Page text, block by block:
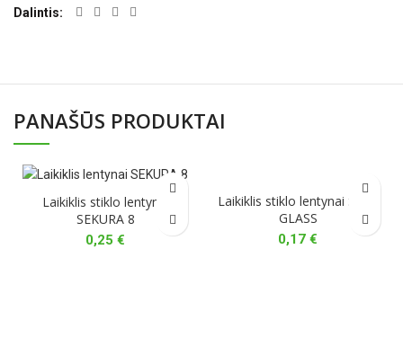
Dalintis
PANAŠŪS PRODUKTAI
Laikiklis stiklo lentynai
SEKURA 8
0,25 €
Laikiklis stiklo lentynai SAFE
GLASS
0,17 €